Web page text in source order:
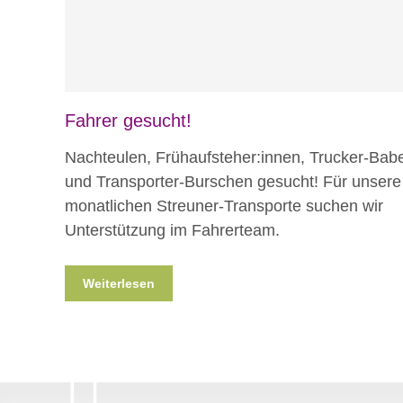
Fahrer gesucht!
Nachteulen, Frühaufsteher:innen, Trucker-
und Transporter-Burschen gesucht! Für unsere
monatlichen Streuner-Transporte suchen wir
Unterstützung im Fahrerteam.
Weiterlesen